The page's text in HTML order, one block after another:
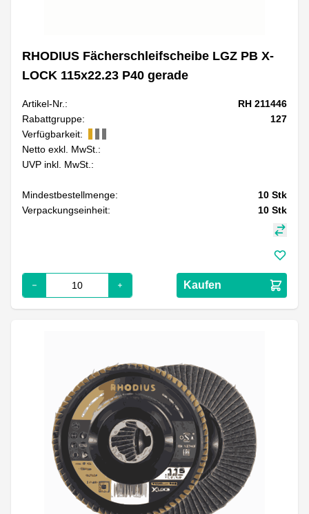
RHODIUS Fächerschleifscheibe LGZ PB X-
LOCK 115x22.23 P40 gerade
Artikel-Nr.:
RH 211446
Rabattgruppe:
127
Verfügbarkeit:
Netto exkl. MwSt.:
UVP inkl. MwSt.:
Mindestbestellmenge: 10 Stk
Verpackungseinheit:
10 Stk
Kaufen